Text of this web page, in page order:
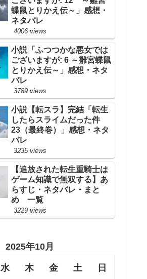
蝶鼠とりかえ伝～」感想・
ネタバレ
4006 views
小説「ふつつかな悪女では
ございますが: 6 ～雛宮蝶鼠
とりかえ伝～」感想・ネタ
バレ
3789 views
小説【転スラ】完結「転生
したらスライムだった件
23（最終巻）」感想・ネタ
バレ
3235 views
【追放された転生重騎士は
ゲーム知識で無双する】あ
らすじ・ネタバレ・まと
め 一覧
3229 views
2025年10月
水 木 金 土 日